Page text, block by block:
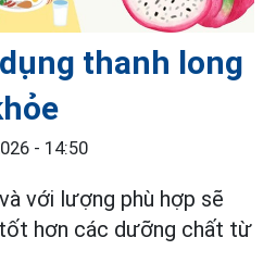
thanh long
- 14:50
với lượng phù hợp sẽ
hơn các dưỡng chất từ